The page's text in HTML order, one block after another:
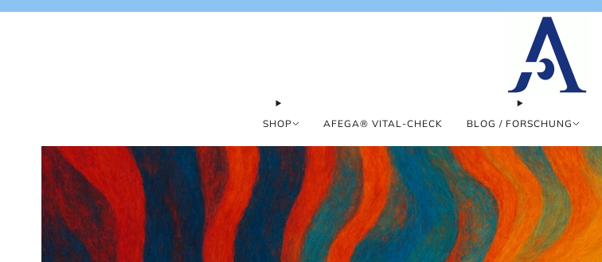
SHOP AFEGA® VITAL-CHECK BLOG / FORSCHUNG